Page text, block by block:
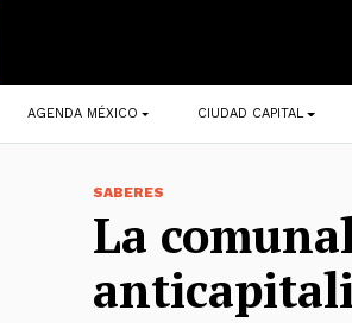
Navegación
principal
AGENDA MÉXICO CIUDAD CAPITAL
SABERES
La